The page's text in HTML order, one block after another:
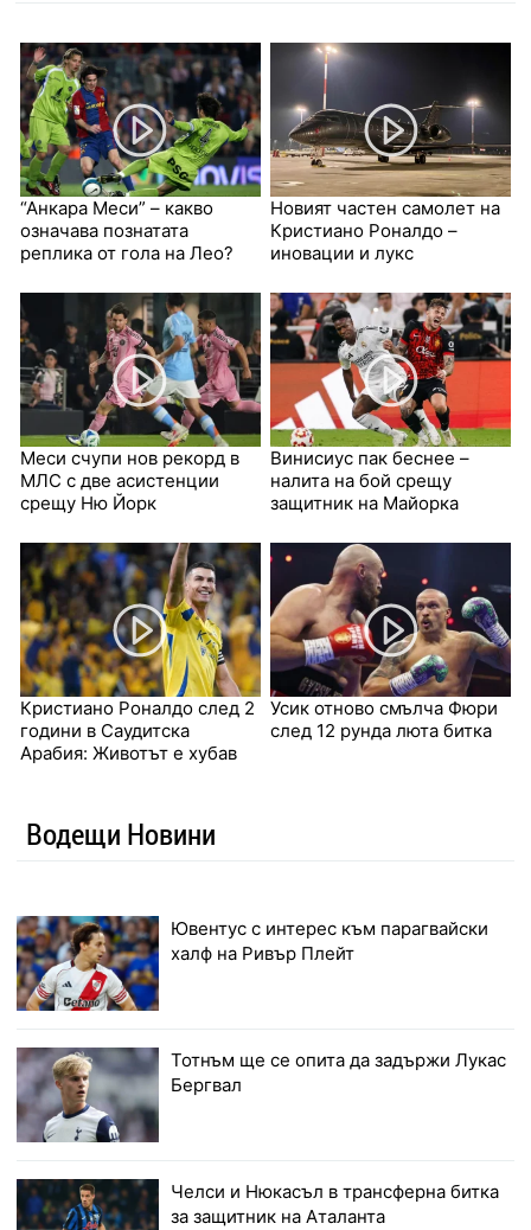
“Анкара Меси” – какво
означава познатата
реплика от гола на Лео?
Новият частен самолет на
Кристиано Роналдо –
иновации и лукс
Меси счупи нов рекорд в
МЛС с две асистенции
срещу Ню Йорк
Винисиус пак беснее –
налита на бой срещу
защитник на Майорка
Кристиано Роналдо след 2
години в Саудитска
Арабия: Животът е хубав
Усик отново смълча Фюри
след 12 рунда люта битка
Водещи Новини
Ювентус с интерес към парагвайски
халф на Ривър Плейт
Тотнъм ще се опита да задържи Лукас
Бергвал
Челси и Нюкасъл в трансферна битка
за защитник на Аталанта